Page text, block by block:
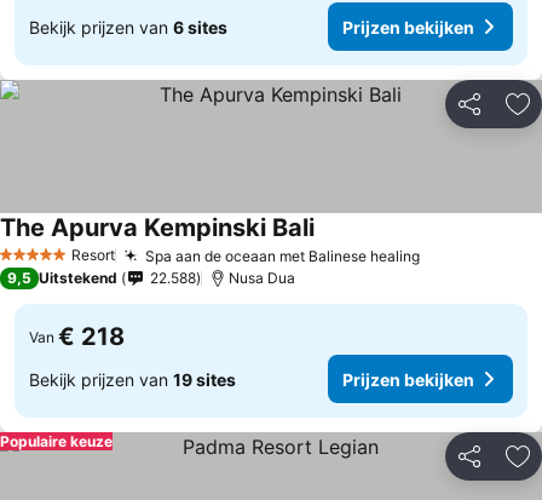
Bekijk prijzen van 6 sites Prijzen bekijken
Delen
5 Sterren Resort Spa aan de oceaan met Balinese healing
The Apurva Kempinski Bali
9,5 Uitstekend 22.588 Nusa Dua
Van € 218
Bekijk prijzen van 19 sites Prijzen bekijken
Delen
Populaire keuze